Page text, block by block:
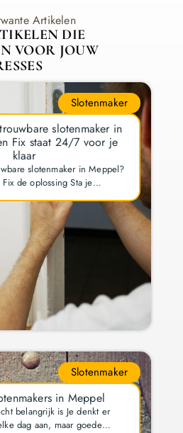
Artikelen
DIE
VOOR JOUW
Slotenmaker
slotenmaker in
Fix staat 24/7 voor je
klaar
slotenmaker in Meppel?
Fix de oplossing Sta je…
Slotenmaker
in Meppel
belangrijk is Je denkt er
dag aan, maar goede…